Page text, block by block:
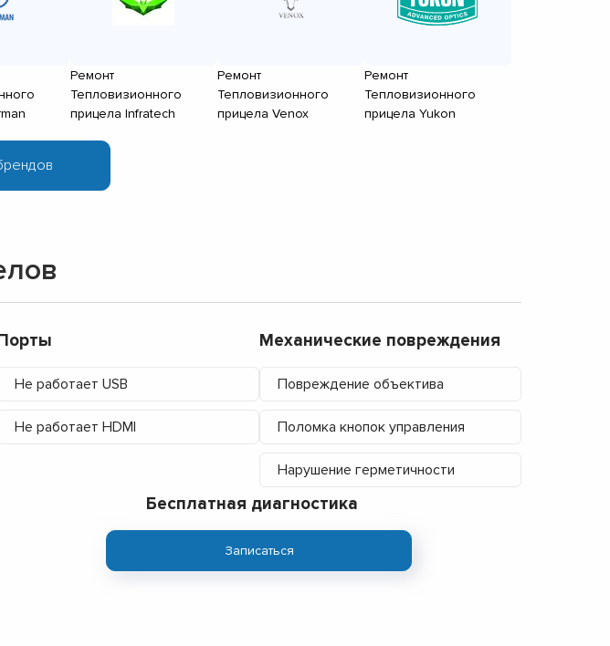
Ремонт
Тепловизионного
прицела Infratech
Ремонт
Тепловизионного
прицела Venox
Ремонт
Тепловизионного
прицела Yukon
Не работает USB
Не работает HDMI
Механические повреждения
Повреждение объектива
Поломка кнопок управления
Нарушение герметичности
Бесплатная диагностика
Записаться